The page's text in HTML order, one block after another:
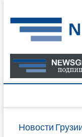
to
content
Новости